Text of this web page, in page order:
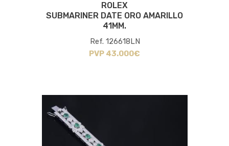
ROLEX
SUBMARINER DATE ORO AMARILLO
41MM.
Ref. 126618LN
PVP 43.000€